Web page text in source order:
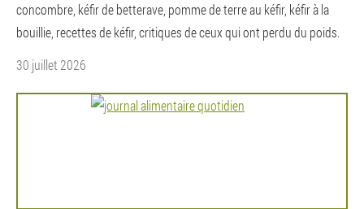
concombre, kéfir de betterave, pomme de terre au kéfir, kéfir à la
bouillie, recettes de kéfir, critiques de ceux qui ont perdu du poids.
30 juillet 2026